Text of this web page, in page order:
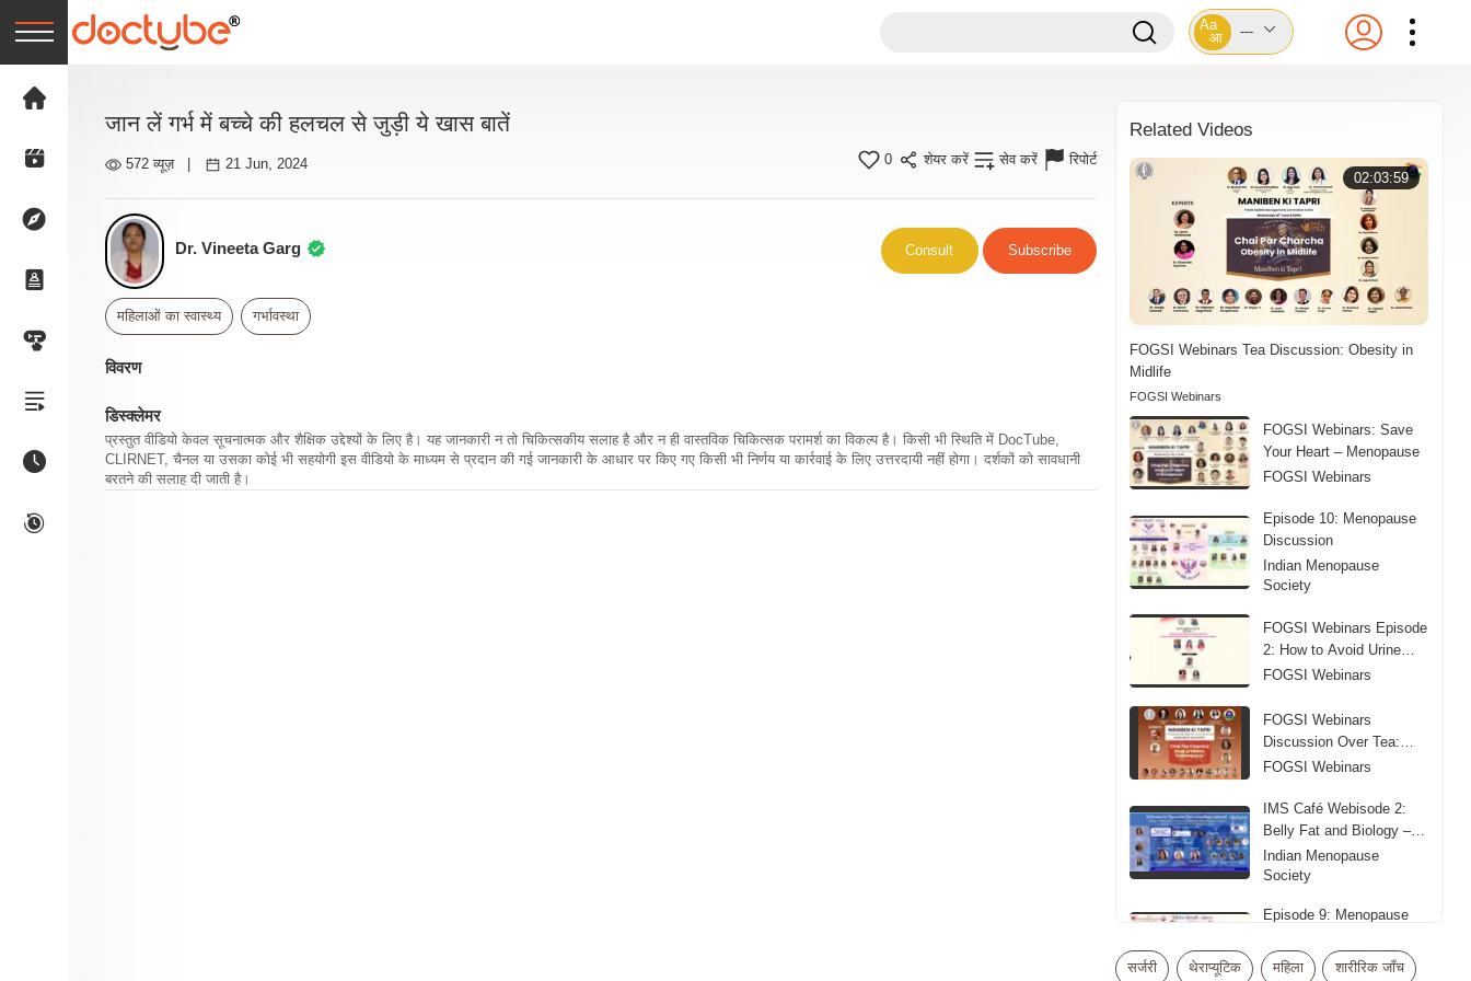
Aa
आ
---
जान लें गर्भ में बच्चे की हलचल से जुड़ी ये खास बातें
572 व्यूज़ 21 Jun, 2024 0 शेयर करें सेव करें रिपोर्ट
Dr. Vineeta Garg Consult Subscribe
महिलाओं का स्वास्थ्य गर्भावस्था
विवरण
डिस्क्लेमर
प्रस्तुत वीडियो केवल सूचनात्मक और शैक्षिक उद्देश्यों के लिए है। यह जानकारी न तो चिकित्सकीय सलाह है और न ही वास्तविक चिकित्सक परामर्श का विकल्प है। किसी भी स्थिति में DocTube,
CLIRNET, चैनल या उसका कोई भी सहयोगी इस वीडियो के माध्यम से प्रदान की गई जानकारी के आधार पर किए गए किसी भी निर्णय या कार्रवाई के लिए उत्तरदायी नहीं होगा। दर्शकों को सावधानी
बरतने की सलाह दी जाती है।
Related Videos
02:03:59
FOGSI Webinars Tea Discussion: Obesity in
Midlife
FOGSI Webinars
FOGSI Webinars: Save
Your Heart – Menopause
FOGSI Webinars
Episode 10: Menopause
Discussion
Indian Menopause
Society
FOGSI Webinars Episode
2: How to Avoid Urine
Leakage
FOGSI Webinars
FOGSI Webinars
Discussion Over Tea:
Sleep Problems in
FOGSI Webinars
IMS Café Webisode 2:
Belly Fat and Biology –
Obesity in Midlife
Indian Menopause
Society
Episode 9: Menopause
Indian Menopause
सर्जरी थेराप्यूटिक महिला शारीरिक जाँच